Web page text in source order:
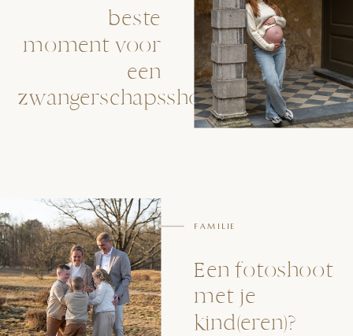
beste
moment voor
een
zwangerschapsshoot?
Een fotoshoot
met je
kind(eren)?
FAMILIE